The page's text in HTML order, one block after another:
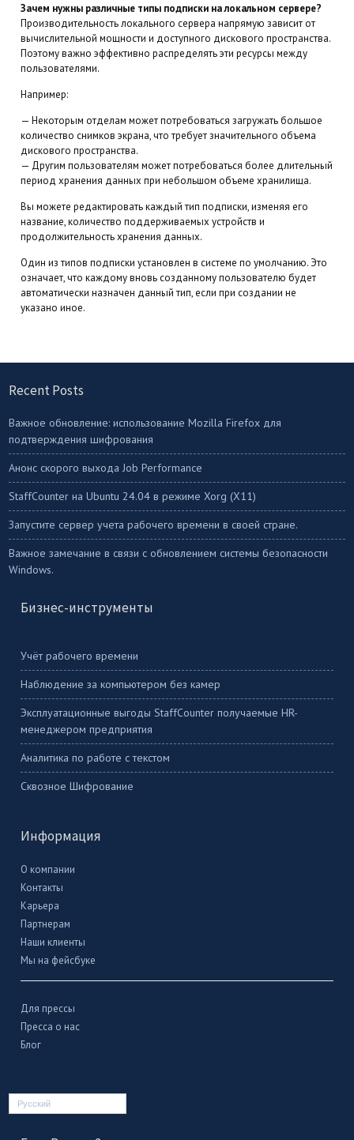
Зачем нужны различные типы подписки на локальном сервере?
Производительность локального сервера напрямую зависит от
вычислительной мощности и доступного дискового пространства.
Поэтому важно эффективно распределять эти ресурсы между
пользователями.
Например:
— Некоторым отделам может потребоваться загружать большое
количество снимков экрана, что требует значительного объема
дискового пространства.
— Другим пользователям может потребоваться более длительный
период хранения данных при небольшом объеме хранилища.
Вы можете редактировать каждый тип подписки, изменяя его
название, количество поддерживаемых устройств и
продолжительность хранения данных.
Один из типов подписки установлен в системе по умолчанию. Это
означает, что каждому вновь созданному пользователю будет
автоматически назначен данный тип, если при создании не
указано иное.
Recent Posts
Важное обновление: использование Mozilla Firefox для
подтверждения шифрования
Анонс скорого выхода Job Performance
StaffСounter на Ubuntu 24.04 в режиме Xorg (X11)
Запустите сервер учета рабочего времени в своей стране.
Важное замечание в связи с обновлением системы безопасности
Windows.
Бизнес-инструменты
Учёт рабочего времени
Наблюдение за компьютером без камер
Эксплуатационные выгоды StaffCounter получаемые HR-
менеджером предприятия
Аналитика по работе с текстом
Сквозное Шифрование
Информация
О компании
Контакты
Карьера
Партнерам
Наши клиенты
Мы на фейсбуке
Для прессы
Пресса о нас
Блог
Русский